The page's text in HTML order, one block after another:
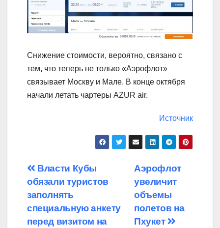
Снижение стоимости, вероятно, связано с
тем, что теперь не только «Аэрофлот»
связывает Москву и Мале. В конце октября
начали летать чартеры AZUR air.
Источник
Навигация
по
записям
Аэрофлот
увеличит
объемы
полетов на
Пхукет
Власти Кубы
обязали туристов
заполнять
специальную анкету
перед визитом на